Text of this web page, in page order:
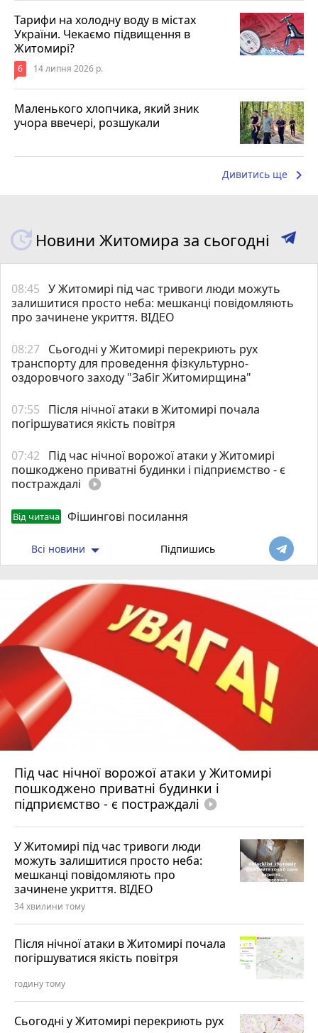
Тарифи на холодну воду в містах
України. Чекаємо підвищення в
Житомирі?
6 14 липня 2026 р.
Маленького хлопчика, який зник
учора ввечері, розшукали
Дивитись ще keyboard_arrow_right
Новини Житомира за сьогодні
08:45 У Житомирі під час тривоги люди можуть
залишитися просто неба: мешканці повідомляють
про зачинене укриття. ВІДЕО
08:27 Сьогодні у Житомирі перекриють рух
транспорту для проведення фізкультурно-
оздоровчого заходу "Забіг Житомирщина"
07:55
Після нічної атаки в Житомирі почала
погіршуватися якість повітря
07:42
Під час нічної ворожої атаки у Житомирі
пошкоджено приватні будинки і підприємство - є
постраждалі play_circle_filled
Від читача Фішингові посилання
Всі новини Підпишись
Під час нічної ворожої атаки у Житомирі
пошкоджено приватні будинки і
підприємство - є постраждалі play_circle_filled
У Житомирі під час тривоги люди
можуть залишитися просто неба:
мешканці повідомляють про
зачинене укриття. ВІДЕО
34 хвилини тому
Після нічної атаки в Житомирі почала
погіршуватися якість повітря
годину тому
Сьогодні у Житомирі перекриють рух